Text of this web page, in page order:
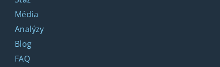
Média
Analýzy
Blog
FAQ